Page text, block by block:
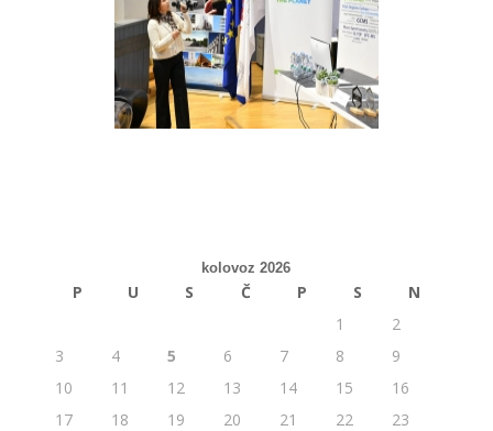
kolovoz 2026
P U S Č P S
N
1
2
3
4 5 6 7 8
9
10
11 12 13 14 15
16
17
18 19 20 21 22
23